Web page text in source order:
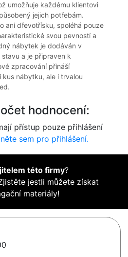
umožňuje každému klientovi
jejich potřebám.
ani dřevotřísku, spoléhá pouze
svou pevností a
nábytek je dodáván v
a je připraven k
zpracování přináší
nábytku, ale i trvalou
hodnocení:
přístup pouze přihlášení
sem pro přihlášení.
této firmy?
jestli můžete získat
materiály!